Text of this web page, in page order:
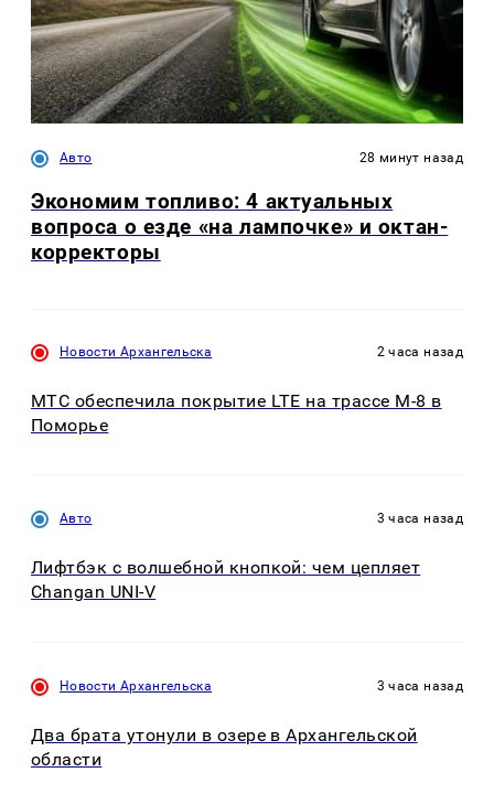
Авто 28 минут назад
Экономим топливо: 4 актуальных
вопроса о езде «на лампочке» и октан-
корректоры
Новости Архангельска 2 часа назад
МТС обеспечила покрытие LTE на трассе М-8 в
Поморье
Авто 3 часа назад
Лифтбэк с волшебной кнопкой: чем цепляет
Changan UNI-V
Новости Архангельска 3 часа назад
Два брата утонули в озере в Архангельской
области